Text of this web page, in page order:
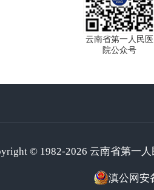
云南省第一人民医
院公众号
© 1982-2026 云南省第一
滇公网安